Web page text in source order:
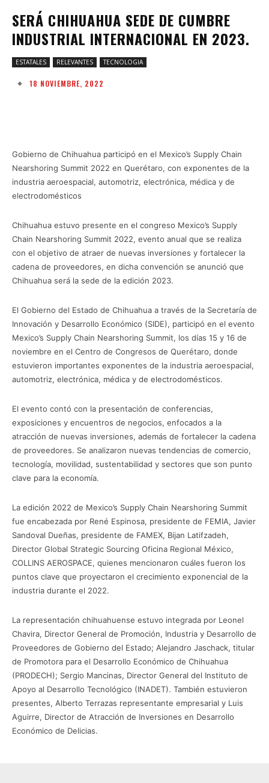
SERÁ CHIHUAHUA SEDE DE CUMBRE
INDUSTRIAL INTERNACIONAL EN 2023.
ESTATALES RELEVANTES TECNOLOGIA
18 NOVIEMBRE, 2022
Gobierno de Chihuahua participó en el Mexico’s Supply Chain
Nearshoring Summit 2022 en Querétaro, con exponentes de la
industria aeroespacial, automotriz, electrónica, médica y de
electrodomésticos
Chihuahua estuvo presente en el congreso Mexico’s Supply
Chain Nearshoring Summit 2022, evento anual que se realiza
con el objetivo de atraer de nuevas inversiones y fortalecer la
cadena de proveedores, en dicha convención se anunció que
Chihuahua será la sede de la edición 2023.
El Gobierno del Estado de Chihuahua a través de la Secretaría de
Innovación y Desarrollo Económico (SIDE), participó en el evento
Mexico’s Supply Chain Nearshoring Summit, los días 15 y 16 de
noviembre en el Centro de Congresos de Querétaro, donde
estuvieron importantes exponentes de la industria aeroespacial,
automotriz, electrónica, médica y de electrodomésticos.
El evento contó con la presentación de conferencias,
exposiciones y encuentros de negocios, enfocados a la
atracción de nuevas inversiones, además de fortalecer la cadena
de proveedores. Se analizaron nuevas tendencias de comercio,
tecnología, movilidad, sustentabilidad y sectores que son punto
clave para la economía.
La edición 2022 de Mexico’s Supply Chain Nearshoring Summit
fue encabezada por René Espinosa, presidente de FEMIA, Javier
Sandoval Dueñas, presidente de FAMEX, Bijan Latifzadeh,
Director Global Strategic Sourcing Oficina Regional México,
COLLINS AEROSPACE, quienes mencionaron cuáles fueron los
puntos clave que proyectaron el crecimiento exponencial de la
industria durante el 2022.
La representación chihuahuense estuvo integrada por Leonel
Chavira, Director General de Promoción, Industria y Desarrollo de
Proveedores de Gobierno del Estado; Alejandro Jaschack, titular
de Promotora para el Desarrollo Económico de Chihuahua
(PRODECH); Sergio Mancinas, Director General del Instituto de
Apoyo al Desarrollo Tecnológico (INADET). También estuvieron
presentes, Alberto Terrazas representante empresarial y Luis
Aguirre, Director de Atracción de Inversiones en Desarrollo
Económico de Delicias.